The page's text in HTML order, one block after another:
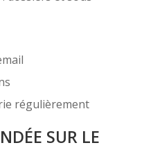
régulièrement
SUR LE